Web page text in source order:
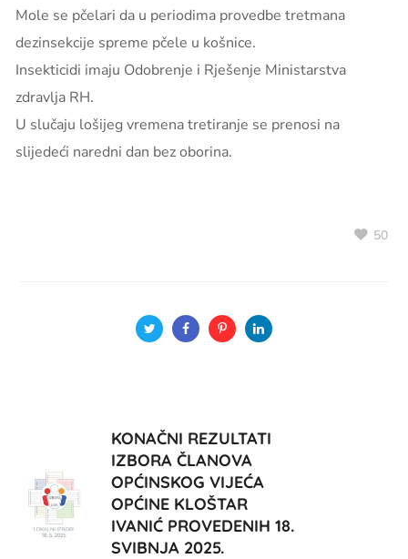
Mole se pčelari da u periodima provedbe tretmana
dezinsekcije spreme pčele u košnice.
Insekticidi imaju Odobrenje i Rješenje Ministarstva
zdravlja RH.
U slučaju lošijeg vremena tretiranje se prenosi na
slijedeći naredni dan bez oborina.
50
KONAČNI REZULTATI
IZBORA ČLANOVA
OPĆINSKOG VIJEĆA
OPĆINE KLOŠTAR
IVANIĆ PROVEDENIH 18.
SVIBNJA 2025.